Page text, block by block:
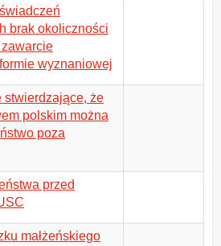
brak okoliczności
zawarcie
wyznaniowej
stwierdzające, że
polskim można
poza
przed
małżeńskiego